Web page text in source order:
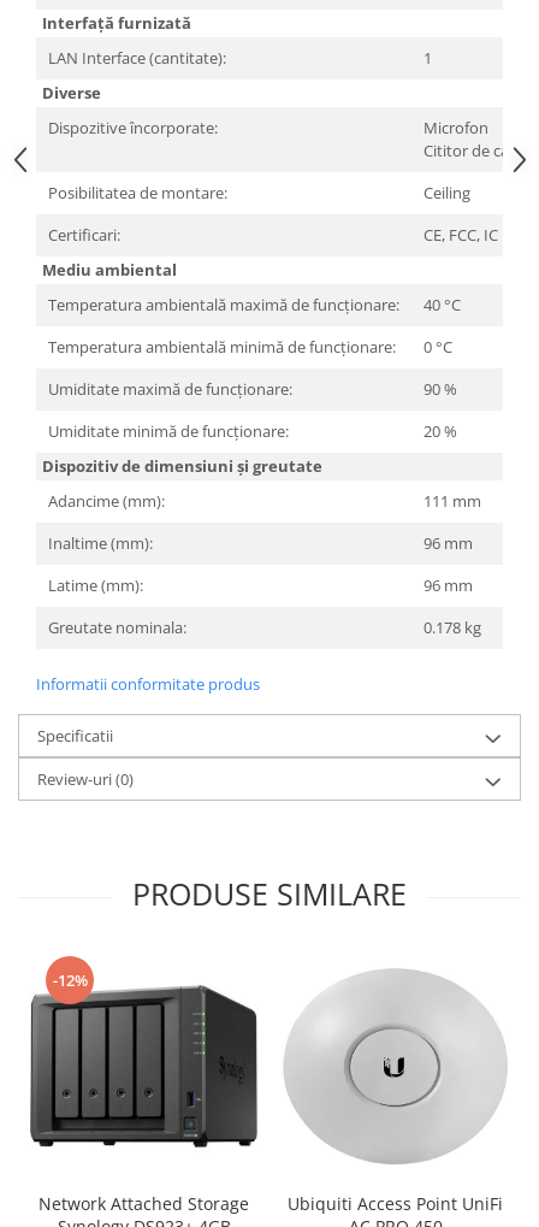
Printing
Multifunctionale
Imprimante
Imprimante 3D
TV, Multimedia & Electronice
Televizoare & accesorii
Multiboard & Accessorii
Multimedia
Cloud si Aplicatii SaaS
Sisteme Videoconferinta
Securitate Date
Firewall
Interfață furnizată
LAN Interface (cantitate):
1
Diverse
Dispozitive încorporate:
Microfon
Cititor de
Posibilitatea de montare:
Ceiling
Certificari:
CE, FCC, IC
Mediu ambiental
Temperatura ambientală maximă de funcționare:
40 °C
Temperatura ambientală minimă de funcționare:
0 °C
Umiditate maximă de funcționare:
90 %
Umiditate minimă de funcționare:
20 %
Dispozitiv de dimensiuni și greutate
Adancime (mm):
111 mm
Inaltime (mm):
96 mm
Latime (mm):
96 mm
Greutate nominala:
0.178 kg
Informatii conformitate produs
Specificatii
Review-uri(0)
PRODUSE SIMILARE
-12%
Network Attached Storage
Ubiquiti Access Point UniFi